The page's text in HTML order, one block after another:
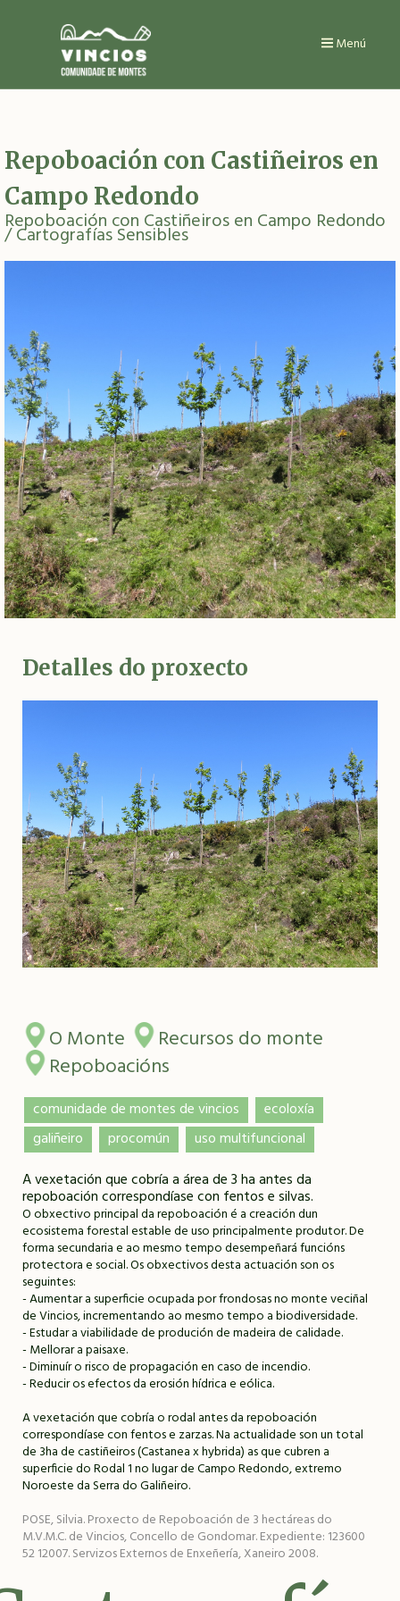
Menú
Repoboación con Castiñeiros en
Campo Redondo
Repoboación con Castiñeiros en Campo Redondo
/ Cartografías Sensibles
Detalles do proxecto
O Monte
Recursos do monte
Repoboacións
comunidade de montes de vincios
ecoloxía
galiñeiro
procomún
uso multifuncional
A vexetación que cobría a área de 3 ha antes da
repoboación correspondíase con fentos e silvas.
O obxectivo principal da repoboación é a creación dun
ecosistema forestal estable de uso principalmente produtor. De
forma secundaria e ao mesmo tempo desempeñará funcións
protectora e social. Os obxectivos desta actuación son os
seguintes:
- Aumentar a superficie ocupada por frondosas no monte veciñal
de Vincios, incrementando ao mesmo tempo a biodiversidade.
- Estudar a viabilidade de produción de madeira de calidade.
- Mellorar a paisaxe.
- Diminuír o risco de propagación en caso de incendio.
- Reducir os efectos da erosión hídrica e eólica.
A vexetación que cobría o rodal antes da repoboación
correspondíase con fentos e zarzas. Na actualidade son un total
de 3ha de castiñeiros (Castanea x hybrida) as que cubren a
superficie do Rodal 1 no lugar de Campo Redondo, extremo
Noroeste da Serra do Galiñeiro.
POSE, Silvia. Proxecto de Repoboación de 3 hectáreas do
M.V.M.C. de Vincios, Concello de Gondomar. Expediente: 123600
52 12007. Servizos Externos de Enxeñería, Xaneiro 2008.